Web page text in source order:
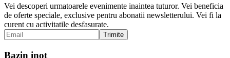
Vei descoperi urmatoarele evenimente inaintea tuturor. Vei beneficia
de oferte speciale, exclusive pentru abonatii newsletterului. Vei fi la
curent cu activitatile desfasurate.
Bazin inot